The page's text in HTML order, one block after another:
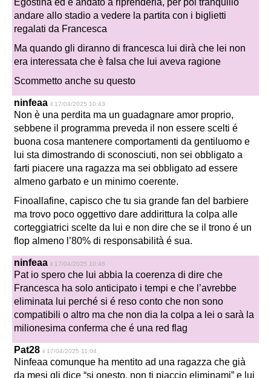
Egostina ed è andato a riprenderla, per poi tranquillo
andare allo stadio a vedere la partita con i biglietti
regalati da Francesca
Ma quando gli diranno di francesca lui dirà che lei non
era interessata che è falsa che lui aveva ragione
Scommetto anche su questo
ninfeaa il 17/04/2025 10:43
Non è una perdita ma un guadagnare amor proprio,
sebbene il programma preveda il non essere scelti é
buona cosa mantenere comportamenti da gentiluomo e
lui sta dimostrando di sconosciuti, non sei obbligato a
farti piacere una ragazza ma sei obbligato ad essere
almeno garbato e un minimo coerente.
Finoallafine, capisco che tu sia grande fan del barbiere
ma trovo poco oggettivo dare addirittura la colpa alle
corteggiatrici scelte da lui e non dire che se il trono é un
flop almeno l’80% di responsabilità é sua.
ninfeaa il 17/04/2025 10:46
Pat io spero che lui abbia la coerenza di dire che
Francesca ha solo anticipato i tempi e che l’avrebbe
eliminata lui perché si é reso conto che non sono
compatibili o altro ma che non dia la colpa a lei o sarà la
milionesima conferma che é una red flag
Pat28 il 17/04/2025 11:04
Ninfeaa comunque ha mentito ad una ragazza che già
da mesi gli dice “si onesto, non ti piaccio eliminami” e lui